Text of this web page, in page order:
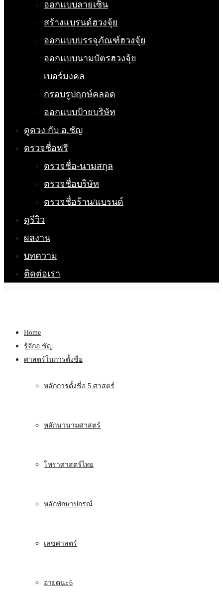
ออกแบบลายเซ็น
สร้างแบรนด์ฮวงจุ้ย
ออกแบบบรรจุภัณฑ์ฮวงจุ้ย
ออกแบบนามบัตรฮวงจุ้ย
เบอร์มงคล
กรอบรูปฤกษ์คลอด
ออกแบบป้ายบริษัท
ดูดวง กับ อ.ชัญ
ตรวจชื่อฟรี
ตรวจชื่อ-นามสกุล
ตรวจชื่อบริษัท
ตรวจชื่อร้าน/แบรนด์
ดูรีวิว
ผลงาน
บทความ
ติดต่อเรา
Home
รู้จักอ.ชัญ
ศาสตร์ในการตั้งชื่อ
หลักการตั้งชื่อ 5 ศาสตร์
หลักนวนามศาสตร์
โหราศาสตร์ไทย
หลักทักษาปกรณ์
เลขศาสตร์
อายตนะ6